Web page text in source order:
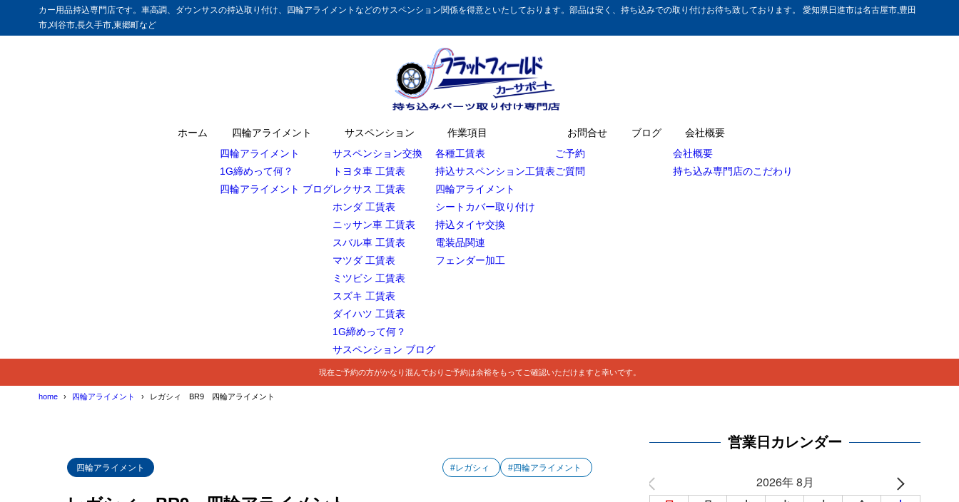
カー用品持込専門店です。車高調、ダウンサスの持込取り付け、四輪アライメントなどのサスペンション関係を得意といたしております。部品は安く、持ち込みでの取り付けお待ち致しております。 愛知県日進市は名古屋市,豊田
市,刈谷市,長久手市,東郷町など
ホーム
四輪アライメント
四輪アライメント
1G締めって何？
四輪アライメント ブログ
サスペンション
サスペンション交換
トヨタ車 工賃表
レクサス 工賃表
ホンダ 工賃表
ニッサン車 工賃表
スバル車 工賃表
マツダ 工賃表
ミツビシ 工賃表
スズキ 工賃表
ダイハツ 工賃表
1G締めって何？
サスペンション ブログ
作業項目
各種工賃表
持込サスペンション工賃表
四輪アライメント
シートカバー取り付け
持込タイヤ交換
電装品関連
フェンダー加工
お問合せ
ご予約
ご質問
ブログ
会社概要
会社概要
持ち込み専門店のこだわり
現在ご予約の方がかなり混んでおりご予約は余裕をもってご確認いただけますと幸いです。
home 四輪アライメント レガシィ BR9 四輪アライメント
四輪アライメント #レガシィ #四輪アライメント
営業日カレンダー
2026年 8月